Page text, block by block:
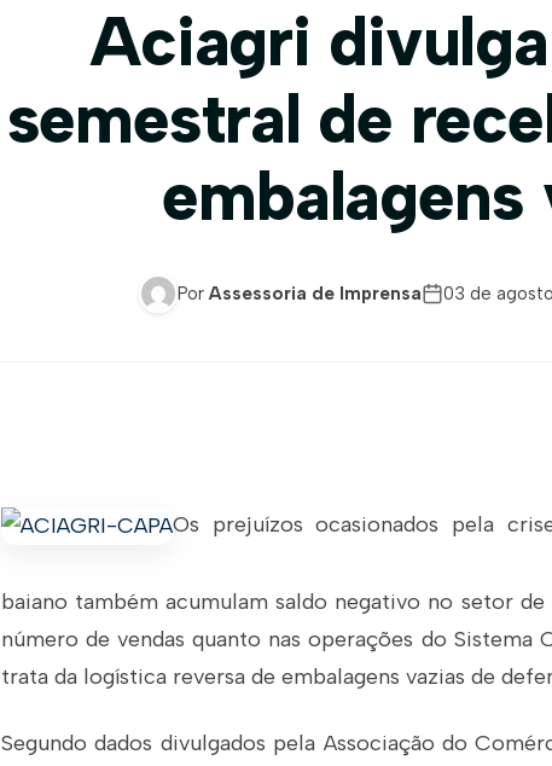
Aciagri
semestral de
embalagens
Por Assessoria de Imprensa 03 de
Os prejuízos ocasionados pela
baiano também acumulam saldo negativo no setor
número de vendas quanto nas operações do Sistema
trata da logística reversa de embalagens vazias de
Segundo dados divulgados pela Associação do